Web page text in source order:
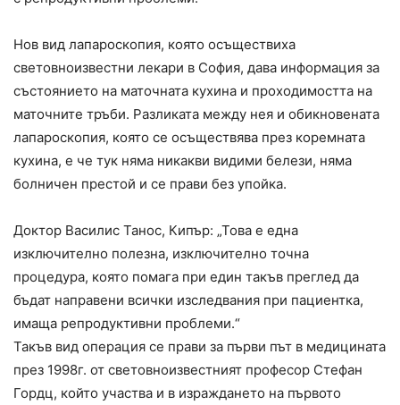
Нов вид лапароскопия, която осъществиха
световноизвестни лекари в София, дава информация за
състоянието на маточната кухина и проходимостта на
маточните тръби. Разликата между нея и обикновената
лапароскопия, която се осъществява през коремната
кухина, е че тук няма никакви видими белези, няма
болничен престой и се прави без упойка.
Доктор Василис Танос, Кипър: „Това е една
изключително полезна, изключително точна
процедура, която помага при един такъв преглед да
бъдат направени всички изследвания при пациентка,
имаща репродуктивни проблеми.“
Такъв вид операция се прави за първи път в медицината
през 1998г. от световноизвестният професор Стефан
Гордц, който участва и в израждането на първото